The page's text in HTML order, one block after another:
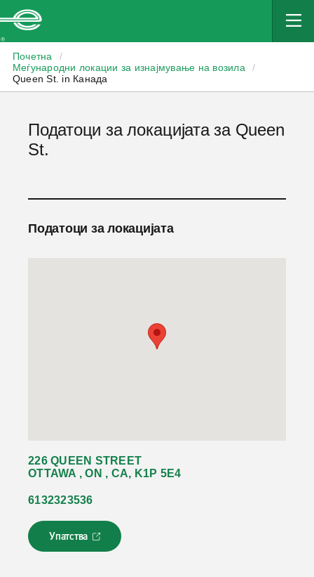
Почетна
/
Меѓународни локации за изнајмување на возила
/
Queen St. in Канада
Податоци за локацијата за Queen
St.
Податоци за локацијата
226 QUEEN STREET
OTTAWA , ON , CA, K1P 5E4
6132323536
Упатства
Л
и